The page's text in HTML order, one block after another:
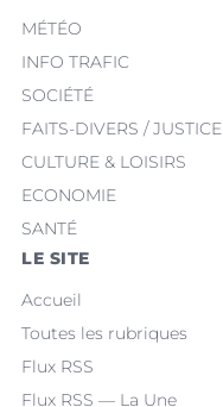
MÉTÉO
INFO TRAFIC
SOCIÉTÉ
FAITS-DIVERS / JUSTICE
CULTURE & LOISIRS
ECONOMIE
SANTÉ
LE SITE
Accueil
Toutes les rubriques
Flux RSS
Flux RSS — La Une